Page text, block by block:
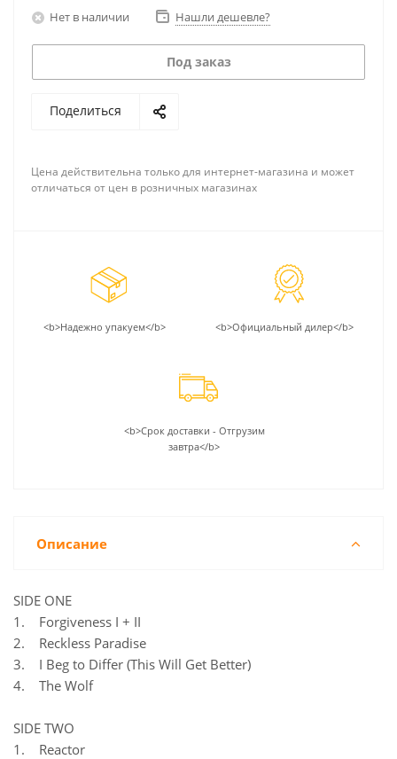
Нет в наличии Нашли дешевле?
Под заказ
Поделиться
Цена действительна только для интернет-магазина и может
отличаться от цен в розничных магазинах
<b>Надежно упакуем</b> <b>Официальный дилер</b>
<b>Срок доставки - Отгрузим
завтра</b>
Описание
SIDE ONE
1. Forgiveness I + II
2. Reckless Paradise
3. I Beg to Differ (This Will Get Better)
4. The Wolf
SIDE TWO
1. Reactor